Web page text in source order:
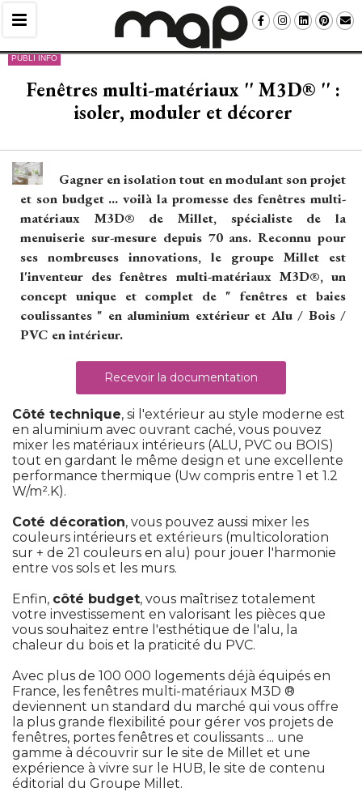
PUBLI INFO
Fenêtres multi-matériaux '' M3D® '' :
isoler, moduler et décorer
Gagner en isolation tout en modulant son projet
et son budget ... voilà la promesse des fenêtres multi-
matériaux M3D® de Millet, spécialiste de la
menuiserie sur-mesure depuis 70 ans. Reconnu pour
ses nombreuses innovations, le groupe Millet est
l'inventeur des fenêtres multi-matériaux M3D®, un
concept unique et complet de " fenêtres et baies
coulissantes " en aluminium extérieur et Alu / Bois /
PVC en intérieur.
Recevoir la documentation
Côté technique, si l'extérieur au style moderne est
en aluminium avec ouvrant caché, vous pouvez
mixer les matériaux intérieurs (ALU, PVC ou BOIS)
tout en gardant le même design et une excellente
performance thermique (Uw compris entre 1 et 1.2
W/m².K).
Coté décoration, vous pouvez aussi mixer les
couleurs intérieurs et extérieurs (multicoloration
sur + de 21 couleurs en alu) pour jouer l'harmonie
entre vos sols et les murs.
Enfin, côté budget, vous maîtrisez totalement
votre investissement en valorisant les pièces que
vous souhaitez entre l'esthétique de l'alu, la
chaleur du bois et la praticité du PVC.
Avec plus de 100 000 logements déjà équipés en
France, les fenêtres multi-matériaux M3D ®
deviennent un standard du marché qui vous offre
la plus grande flexibilité pour gérer vos projets de
fenêtres, portes fenêtres et coulissants ... une
gamme à découvrir sur le site de Millet et une
expérience à vivre sur le HUB, le site de contenu
éditorial du Groupe Millet.